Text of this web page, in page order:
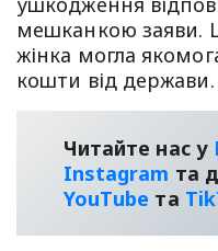
мешканкою заяви.
жінка могла
кошти від держави.
Читайте нас у
Instagram та
YouТube та